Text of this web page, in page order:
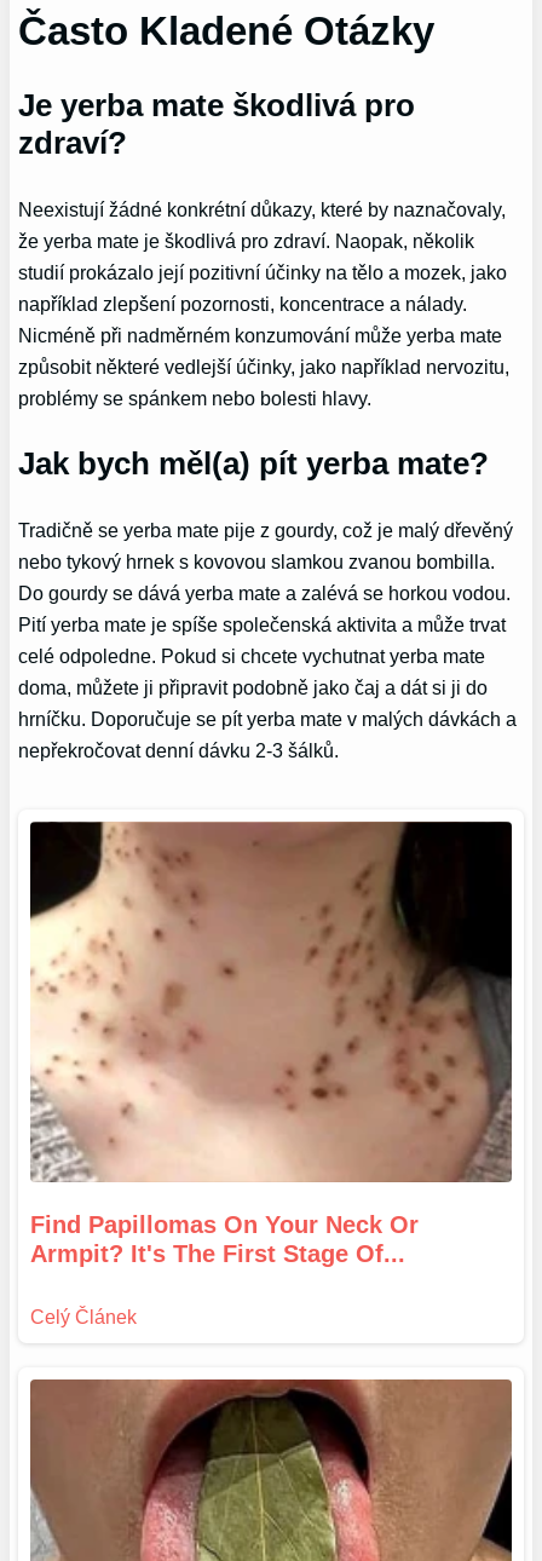
Často Kladené Otázky
Je yerba mate škodlivá pro
zdraví?
Neexistují žádné konkrétní důkazy, které by naznačovaly,
že yerba mate je škodlivá pro zdraví. Naopak, několik
studií prokázalo její pozitivní účinky na tělo a mozek, jako
například zlepšení pozornosti, koncentrace a nálady.
Nicméně při nadměrném konzumování může yerba mate
způsobit některé vedlejší účinky, jako například nervozitu,
problémy se spánkem nebo bolesti hlavy.
Jak bych měl(a) pít yerba mate?
Tradičně se yerba mate pije z gourdy, což je malý dřevěný
nebo tykový hrnek s kovovou slamkou zvanou bombilla.
Do gourdy se dává yerba mate a zalévá se horkou vodou.
Pití yerba mate je spíše společenská aktivita a může trvat
celé odpoledne. Pokud si chcete vychutnat yerba mate
doma, můžete ji připravit podobně jako čaj a dát si ji do
hrníčku. Doporučuje se pít yerba mate v malých dávkách a
nepřekročovat denní dávku 2-3 šálků.
Find Papillomas On Your Neck Or
Armpit? It's The First Stage Of...